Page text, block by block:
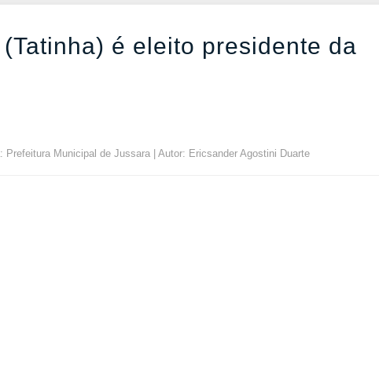
é eleito presidente da
Municipal de Jussara | Autor: Ericsander Agostini Duarte